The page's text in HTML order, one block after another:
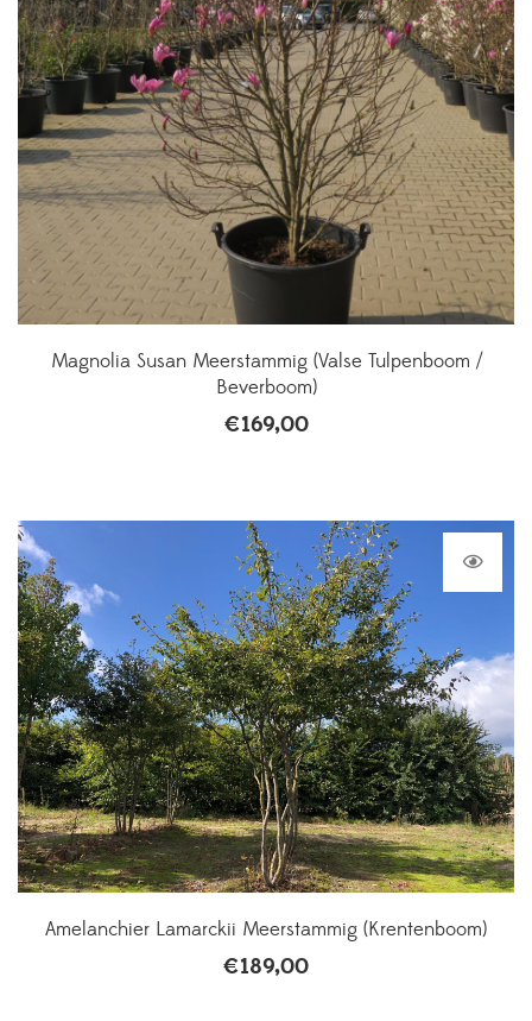
Magnolia Susan Meerstammig (Valse Tulpenboom /
Beverboom)
€169,00
Amelanchier Lamarckii Meerstammig (Krentenboom)
€189,00